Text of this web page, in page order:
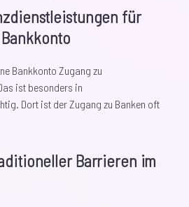
für
Bankkonto Zugang zu
ist besonders in
Dort ist der Zugang zu Banken oft
Barrieren im